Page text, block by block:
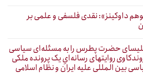
داوکینز»: نقدی فلسفی و علمی بر
حضرت پطرس را به مسئله‌ای سیاسی
روایتهای رسانه‌ایِ یک پرونده ملکی
بین المللی علیه ایران و نظام اسلامی